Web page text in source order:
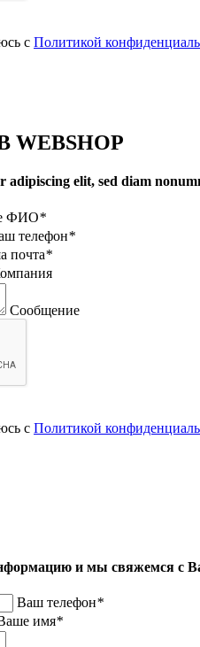
с Политикой
adipiscing elit, sed diam
ФИО*
телефон*
почта*
Сообщение
с Политикой
и мы свяжемся с
Ваш телефон*
имя*